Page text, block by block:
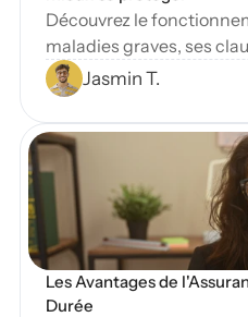
Découvrez le
maladies graves, ses
protéger vos finances en
sévère.
Jasmin T.
Blog
Les Avantages de
Durée